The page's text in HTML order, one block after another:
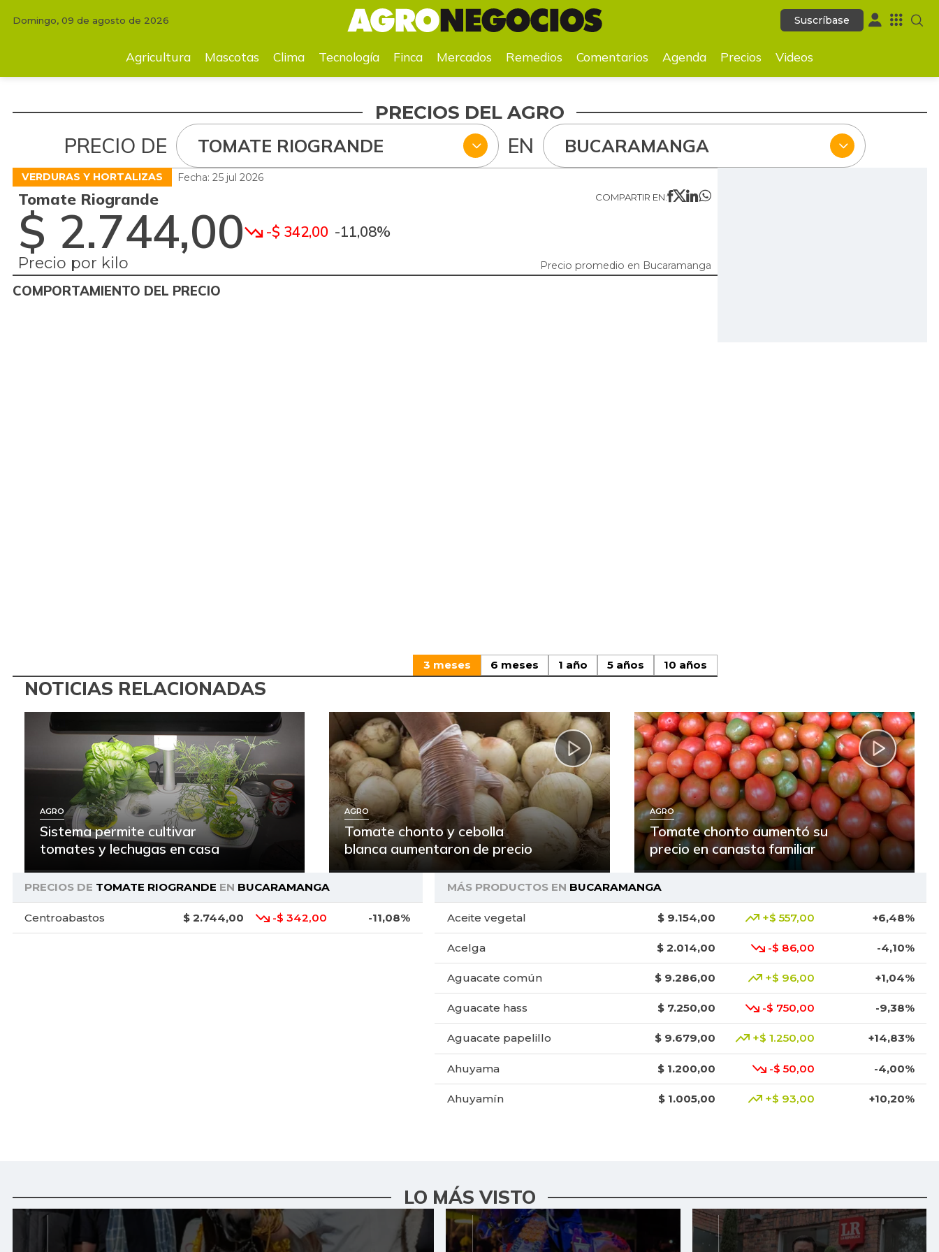
Suscríbase
Mascotas Clima Tecnología Mercados Remedios Comentarios Agenda Precios Videos
Domingo, 09 de agosto de 2026 Suscríbase
Agricultura Mascotas Clima Tecnología Finca Mercados Remedios Comentarios Agenda Precios Videos
PRECIOS DEL AGRO
PRECIO DE TOMATE RIOGRANDE EN BUCARAMANGA
VERDURAS Y HORTALIZAS Fecha: 25 jul 2026
Tomate Riogrande
$ 2.744,00 -$ 342,00 -11,08%
Precio por kilo
COMPARTIR EN:
Precio promedio en Bucaramanga
COMPORTAMIENTO DEL PRECIO
3 meses 6 meses 1 año 5 años 10 años
NOTICIAS RELACIONADAS
AGRO
Sistema permite cultivar
tomates y lechugas en casa
AGRO
Tomate chonto y cebolla
blanca aumentaron de precio
AGRO
Tomate chonto aumentó su
precio en canasta familiar
PRECIOS DE TOMATE RIOGRANDE EN BUCARAMANGA
Centroabastos $ 2.744,00 -$ 342,00 -11,08%
MÁS PRODUCTOS EN BUCARAMANGA
Aceite vegetal $ 9.154,00 +$ 557,00 +6,48%
Acelga $ 2.014,00 -$ 86,00 -4,10%
Aguacate común $ 9.286,00 +$ 96,00 +1,04%
Aguacate hass $ 7.250,00 -$ 750,00 -9,38%
Aguacate papelillo $ 9.679,00 +$ 1.250,00 +14,83%
Ahuyama $ 1.200,00 -$ 50,00 -4,00%
Ahuyamín $ 1.005,00 +$ 93,00 +10,20%
Arracacha amarilla
Arroz $ 1.546,67 +$ 146,67 +10,48%
LO MÁS VISTO